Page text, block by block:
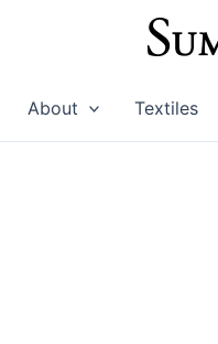
About Textiles